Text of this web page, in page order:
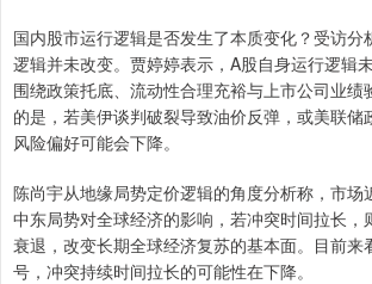
国内股市运行逻辑是否发生了本质变化？受访分
逻辑并未改变。贾婷婷表示，A股自身运行逻辑
围绕政策托底、流动性合理充裕与上市公司业绩
的是，若美伊谈判破裂导致油价反弹，或美联储
风险偏好可能会下降。
陈尚宇从地缘局势定价逻辑的角度分析称，市场
中东局势对全球经济的影响，若冲突时间拉长，
衰退，改变长期全球经济复苏的基本面。目前来
号，冲突持续时间拉长的可能性在下降。